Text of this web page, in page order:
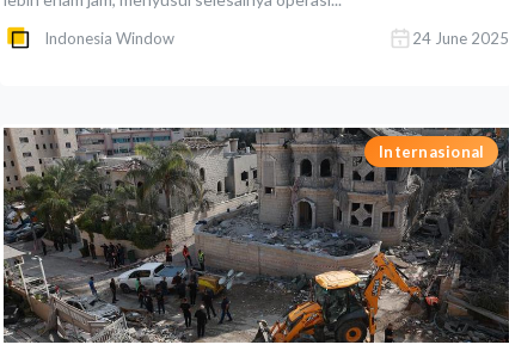
Indonesia Window 24 June 2025
Internasional